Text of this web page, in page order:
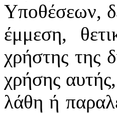
Υποθέσεων,
έμμεση,
χρήστης της
χρήσης
λάθη ή